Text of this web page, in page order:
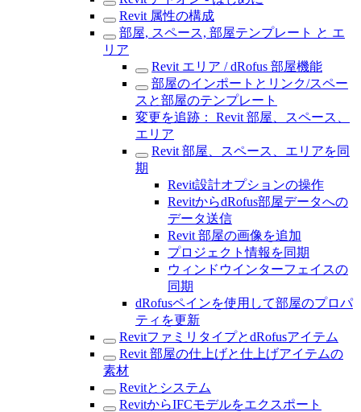
Revit 属性の構成
部屋, スペース, 部屋テンプレート と エ
リア
Revit エリア / dRofus 部屋機能
部屋のインポートとリンク/スペー
スと部屋のテンプレート
変更を追跡： Revit 部屋、スペース、
エリア
Revit 部屋、スペース、エリアを同
期
Revit設計オプションの操作
RevitからdRofus部屋データへの
データ送信
Revit 部屋の画像を追加
プロジェクト情報を同期
ウィンドウインターフェイスの
同期
dRofusペインを使用して部屋のプロパ
ティを更新
RevitファミリタイプとdRofusアイテム
Revit 部屋の仕上げと仕上げアイテムの
素材
Revitとシステム
RevitからIFCモデルをエクスポート